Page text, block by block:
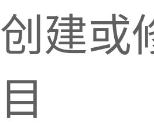
创建或
目